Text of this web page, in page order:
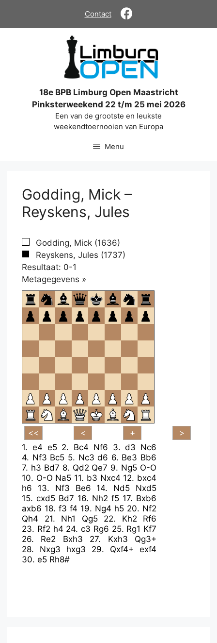
de
Contact
18e BPB Limburg Open Maastricht
Pinksterweekend 22 t/m 25 mei 2026
Een van de grootste en leukste
weekendtoernooien van Europa
Menu
Godding, Mick –
Reyskens, Jules
Godding, Mick (1636)
Reyskens, Jules (1737)
Resultaat: 0-1
Metagegevens »
om
te
openen.
1. e4 e5 2. Bc4 Nf6 3.d3 Nc6
4. Nf3 Bc5 5. Nc3 d6 6. Be3 Bb6
7. h3 Bd7 8. Qd2 Qe7 9. Ng5 O-O
10. O-O Na5 11. b3 Nxc4 12. bxc4
h6
13. Nf3 Be6 14. Nd5
Nxd5
15. cxd5 Bd7 16. Nh2 f5 17. Bxb6
axb6 18. f3 f4 19. Ng4 h5 20. Nf2
Qh4
21. Nh1 Qg5 22. Kh2
Rf6
23. Rf2 h4 24. c3 Rg6 25. Rg1 Kf7
26. Re2 Bxh3 27. Kxh3
Qg3+
28. Nxg3 hxg3 29. Qxf4+
exf4
30. e5 Rh8#